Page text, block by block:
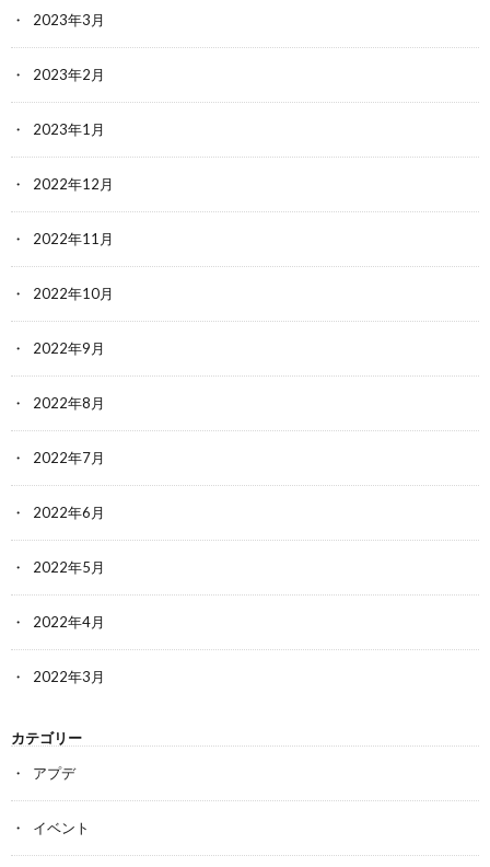
2023年3月
2023年2月
2023年1月
2022年12月
2022年11月
2022年10月
2022年9月
2022年8月
2022年7月
2022年6月
2022年5月
2022年4月
2022年3月
カテゴリー
アプデ
イベント